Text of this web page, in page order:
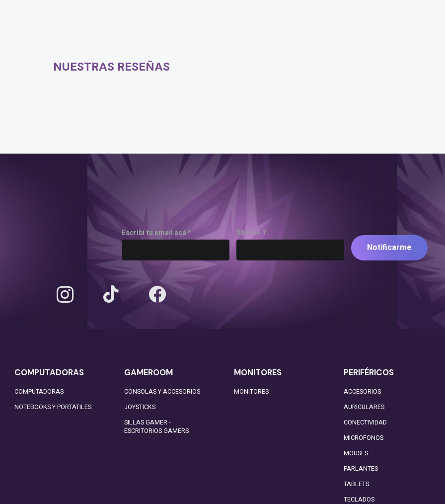
NUESTRAS RESEÑAS
Escribí tu email acá * 30 + 1 = ?
Notificarme
COMPUTADORAS
COMPUTADORAS
NOTEBOOKS Y PORTATILES
GAMEROOM
CONSOLAS Y ACCESORIOS
JOYSTICKS
SILLAS GAMER -
ESCRITORIOS GAMERS
MONITORES
MONITORES
PERIFÉRICOS
ACCESORIOS
AURICULARES
CONECTIVIDAD
MICROFONOS
MOUSES
PARLANTES
TABLETS
TECLADOS